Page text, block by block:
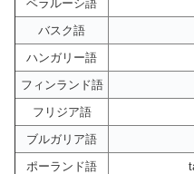
ベラルーシ語
バスク語
ハンガリー語
フィンランド語
フリジア語
ブルガリア語
ポーランド語